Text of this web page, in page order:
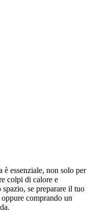
è essenziale, non solo per
colpi di calore e
se preparare il tuo
comprando un